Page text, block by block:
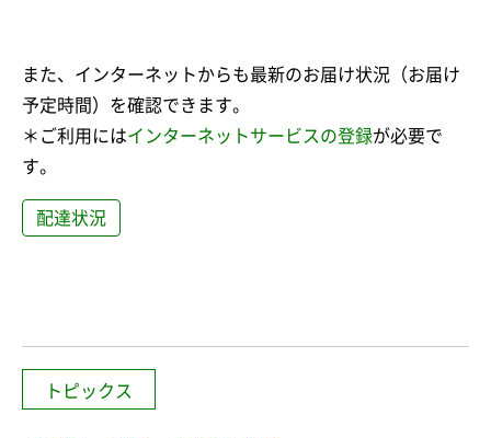
また、インターネットからも最新のお届け状況（お届け
予定時間）を確認できます。
＊ご利用にはインターネットサービスの登録が必要で
す。
配達状況
トピックス